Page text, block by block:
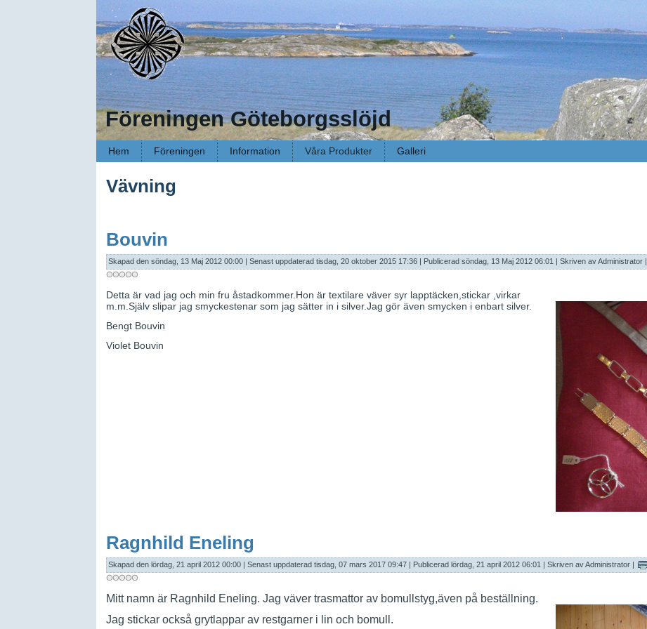
Föreningen Göteborgsslöjd
Hem Föreningen Information Våra Produkter Galleri
Vävning
Bouvin
Skapad den söndag, 13 Maj 2012 00:00| Senast uppdaterad tisdag, 20 oktober 2015 17:36| Publicerad söndag, 13 Maj 2012 06:01 | Skriven av Administrator|
Detta är vad jag och min fru åstadkommer.Hon är textilare väver syr lapptäcken,stickar ,virkar
m.m.Själv slipar jag smyckestenar som jag sätter in i silver.Jag gör även smycken i enbart silver.
Bengt Bouvin
Violet Bouvin
Ragnhild Eneling
Skapad den lördag, 21 april 2012 00:00| Senast uppdaterad tisdag, 07 mars 2017 09:47| Publicerad lördag, 21 april 2012 06:01 | Skriven av Administrator|
Mitt namn är Ragnhild Eneling. Jag väver trasmattor av bomullstyg,även på beställning.
Jag stickar också grytlappar av restgarner i lin och bomull.